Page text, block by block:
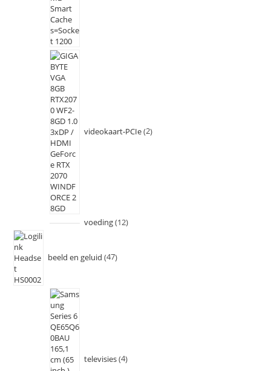
videokaart-PCIe 2
voeding 12
beeld en geluid 47
televisies 4